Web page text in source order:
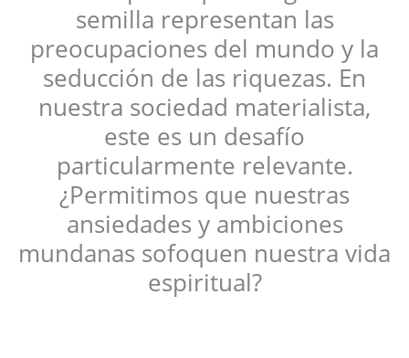
semilla representan las
preocupaciones del mundo y la
seducción de las riquezas. En
nuestra sociedad materialista,
este es un desafío
particularmente relevante.
¿Permitimos que nuestras
ansiedades y ambiciones
mundanas sofoquen nuestra vida
espiritual?